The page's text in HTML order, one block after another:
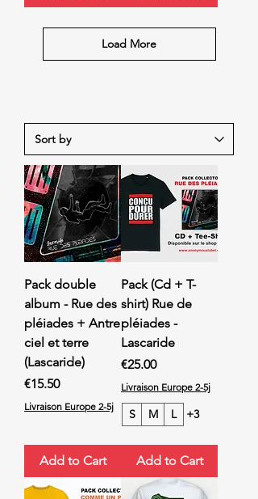
Load More
Pack double
album - Rue des
pléiades + Antre
ciel et terre
(Lascaride)
Price
€15.50
Livraison Europe 2-5j
Add to Cart
Pack (Cd + T-
shirt) Rue de
pléiades -
Lascaride
Price
€25.00
Livraison Europe 2-5j
S M L +3
Add to Cart